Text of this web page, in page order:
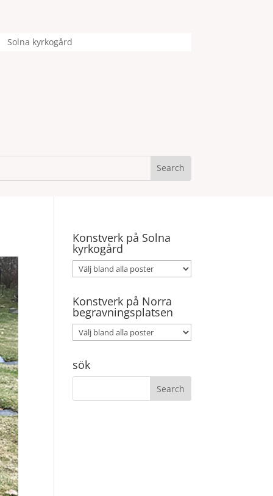
Solna kyrkogård
Konstverk på Solna
kyrkogård
Konstverk på Norra
begravningsplatsen
sök